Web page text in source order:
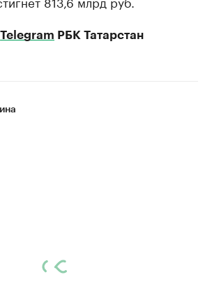
Telegram РБК Татарстан